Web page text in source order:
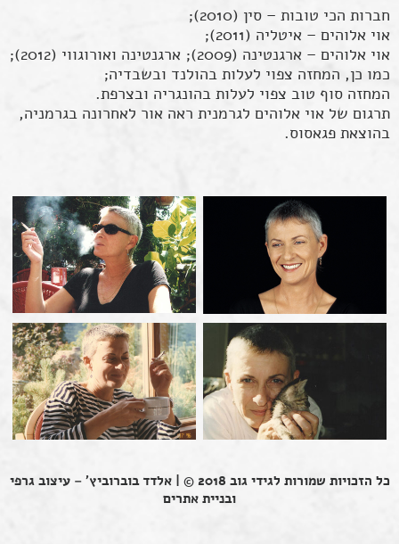
חברות הכי טובות – סין (2010);
אוי אלוהים – איטליה (2011);
אוי אלוהים – ארגנטינה (2009); ארגנטינה ואורוגווי (2012);
כמו כן, המחזה צפוי לעלות בהולנד ובשבדיה;
המחזה סוף טוב צפוי לעלות בהונגריה ובצרפת.
תרגום של אוי אלוהים לגרמנית ראה אור לאחרונה בגרמניה,
בהוצאת פגאסוס.
כל הזכויות שמורות לגידי גוב 2018 © |
אלדד בוברוביץ' – עיצוב גרפי
ובניית אתרים